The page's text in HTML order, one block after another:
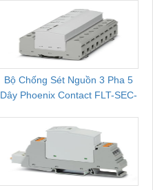
Bộ Chống Sét Nguồn 3 Pha 5
Dây Phoenix Contact FLT-SEC-